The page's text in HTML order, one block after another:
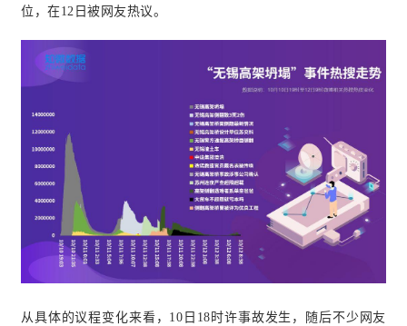
位，在1 2日被网友热议。
从具体的议程变化来看，10日18时许事故发生，随后不少网友